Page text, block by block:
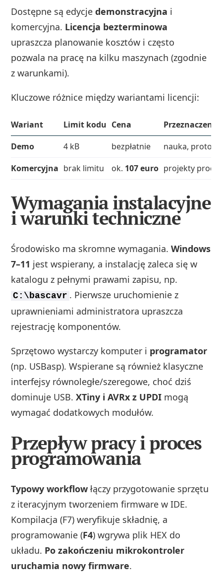
Dostępne są edycjedemonstracyjna i
komercyjna. Licencja bezterminowa
upraszcza planowanie kosztów i często
pozwala na pracę na kilku maszynach (zgodnie
z warunkami).
Kluczowe różnice między wariantami licencji:
Wariant Limit kodu Cena
Przeznaczenie
Demo
4 kB bezpłatnie
nauka,
Komercyjna brak limitu ok. 107 euro projekty
Wymagania instalacyjne
i warunki techniczne
Środowisko ma skromne wymagania.Windows
7–11 jest wspierany, a instalację zaleca się w
katalogu z pełnymi prawami zapisu, np.
C:\bascavr . Pierwsze uruchomienie z
uprawnieniami administratora upraszcza
rejestrację komponentów.
Sprzętowo wystarczy komputer i programator
(np. USBasp). Wspierane są również klasyczne
interfejsy równoległe/szeregowe, choć dziś
dominuje USB.XTiny i AVRx z UPDI mogą
wymagać dodatkowych modułów.
Przepływ pracy i proces
programowania
Typowy workflow łączy przygotowanie sprzętu
z iteracyjnym tworzeniem firmware w IDE.
Kompilacja (F7) weryfikuje składnię, a
programowanie (F4) wgrywa plik HEX do
układu. Po zakończeniu mikrokontroler
uruchamia nowy firmware.